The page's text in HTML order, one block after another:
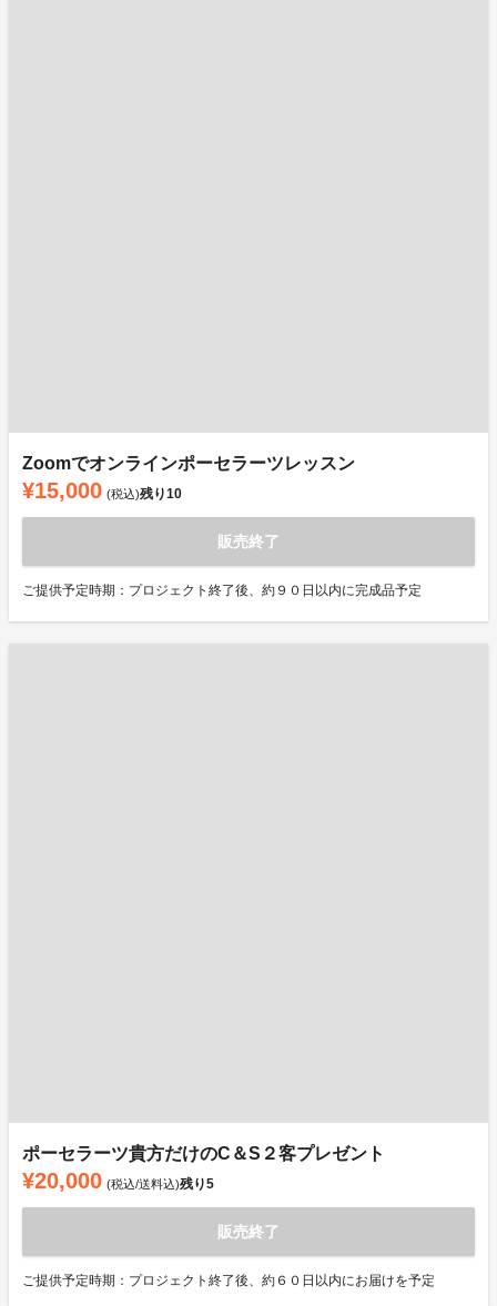
Zoomでオンラインポーセラーツレッスン
¥15,000 (税込)残り10
販売終了
ご提供予定時期：プロジェクト終了後、約９０日以内に完成品予定
ポーセラーツ貴方だけのC＆S２客プレゼント
¥20,000 (税込/送料込)残り5
販売終了
ご提供予定時期：プロジェクト終了後、約６０日以内にお届けを予定